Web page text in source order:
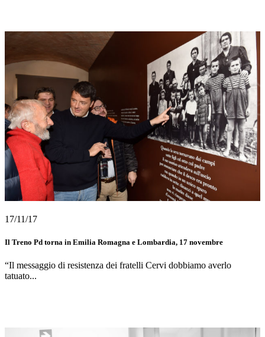
17/11/17
Il Treno Pd torna in Emilia Romagna e Lombardia, 17 novembre
“Il messaggio di resistenza dei fratelli Cervi dobbiamo averlo
tatuato...